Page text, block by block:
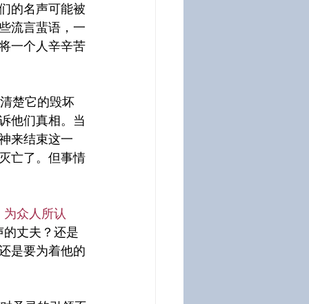
的名声可能被
流言蜚语，一
一个人辛辛苦
他们真相。当
来结束这一
亡了。但事情
众人所认
丈夫？还是
是要为着他的